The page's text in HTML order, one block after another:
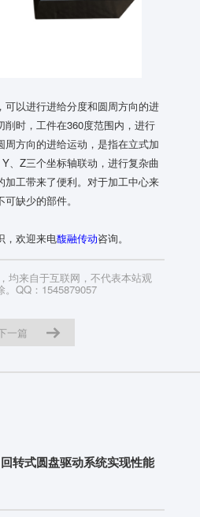
可以进行进给分度和圆周方向的进
时，工件在360度范围内，进行
方向的进给运动，是指在立式加
、Z三个坐标轴联动，进行复杂曲
加工带来了便利。对于加工中心来
缺少的部件。
，欢迎来电馥融传动咨询。
均来自于互联网，不代表本站观
。QQ：1545879057
一篇
转式圆盘驱动系统实现性能